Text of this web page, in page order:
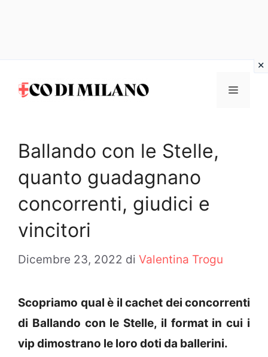
MENU
Ballando con le Stelle,
quanto guadagnano
concorrenti, giudici e
vincitori
Dicembre 23, 2022 di Valentina Trogu
Scopriamo qual è il cachet dei concorrenti
di Ballando con le Stelle, il format in cui i
vip dimostrano le loro doti da ballerini.